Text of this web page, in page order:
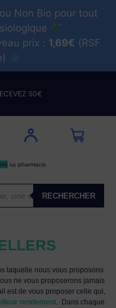
Non Bio pour tout
prix : 1,69€ (RSF
50€
sa pharmacie.
RECHERCHER
laquelle nous vous proposons
ne vous proposerons jamais
est de vous proposer celle qui,
rendement. Dans chaque